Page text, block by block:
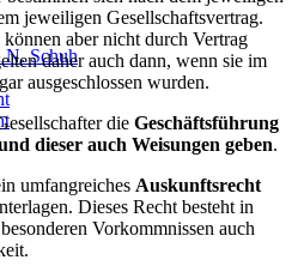
N. Schuh
jeweiligen Gesellschaftsvertrag.
aber nicht durch Vertrag
daher auch dann, wenn sie im
ausgeschlossen wurden.
die Geschäftsführung
dieser auch Weisungen geben.
umfangreiches Auskunftsrecht
Dieses Recht besteht in
Vorkommnissen auch